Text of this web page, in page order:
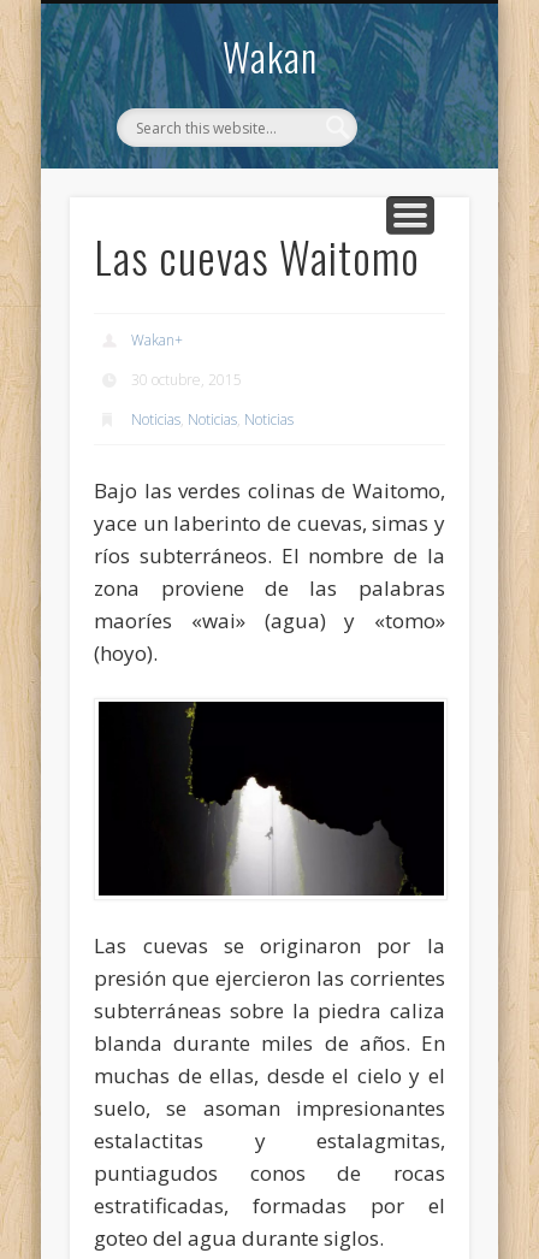
Wakan
WAKAN
CONTACTO
Las cuevas Waitomo
Wakan+
30 octubre, 2015
Noticias, Noticias, Noticias
Bajo las verdes colinas de Waitomo,
yace un laberinto de cuevas, simas y
ríos subterráneos. El nombre de la
zona proviene de las palabras
maoríes «wai» (agua) y «tomo»
(hoyo).
Las cuevas se originaron por la
presión que ejercieron las corrientes
subterráneas sobre la piedra caliza
blanda durante miles de años. En
muchas de ellas, desde el cielo y el
suelo, se asoman impresionantes
estalactitas y estalagmitas,
puntiagudos conos de rocas
estratificadas, formadas por el
goteo del agua durante siglos.